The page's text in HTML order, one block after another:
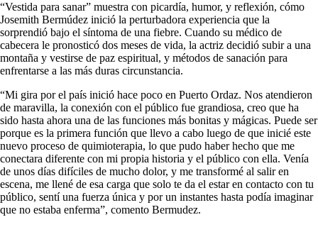
“Vestida para sanar” muestra con picardía, humor, y reflexión, cómo
Josemith Bermúdez inició la perturbadora experiencia que la
sorprendió bajo el síntoma de una fiebre. Cuando su médico de
cabecera le pronosticó dos meses de vida, la actriz decidió subir a una
montaña y vestirse de paz espiritual, y métodos de sanación para
enfrentarse a las más duras circunstancia.
“Mi gira por el país inició hace poco en Puerto Ordaz. Nos atendieron
de maravilla, la conexión con el público fue grandiosa, creo que ha
sido hasta ahora una de las funciones más bonitas y mágicas. Puede ser
porque es la primera función que llevo a cabo luego de que inicié este
nuevo proceso de quimioterapia, lo que pudo haber hecho que me
conectara diferente con mi propia historia y el público con ella. Venía
de unos días difíciles de mucho dolor, y me transformé al salir en
escena, me llené de esa carga que solo te da el estar en contacto con tu
público, sentí una fuerza única y por un instantes hasta podía imaginar
que no estaba enferma”, comento Bermudez.